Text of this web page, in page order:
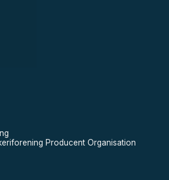
Producent Organisation